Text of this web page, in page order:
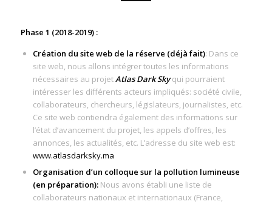
Phase 1 (2018-2019) :
Création du site web de la réserve (déjà fait): Dans ce
site web, nous allons intégrer toutes les informations
nécessaires au projetAtlas Dark Skyqui pourraient
intéresser les différents acteurs impliqués: société civile,
collaborateurs, chercheurs, législateurs, journalistes, etc.
Ce site web contiendra également des informations sur
l’état d’avancement du projet, les appels d’offres, les
annonces, les actualités, etc. L’adresse du site web est:
www.atlasdarksky.ma
Organisation d’un colloque sur la pollution lumineuse
(en préparation): Nous avons établi une liste de
collaborateurs nationaux et internationaux (France,